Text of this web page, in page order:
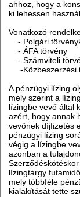
ahhoz, hogy a
ki lehessen
Vonatkozó
- Polgári
- ÁFA törvény
- Számviteli
-Közbeszerzési
A pénzügyi lízing
mely szerint a
lízingbe vevő által
azért, hogy annak
vevőnek díjfizetés
pénzügyi lízing
végig a lízingbe
azonban a
lízingtárgy
mely többféle
kialakítását tette